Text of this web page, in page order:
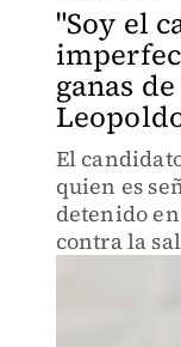
"Soy el
ganas
El
quien es
detenido
contra la
sociales